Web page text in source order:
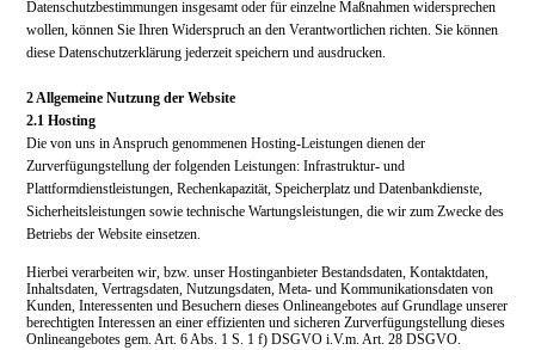
Datenschutzbestimmungen insgesamt oder für einzelne Maßnahmen widersprechen
wollen, können Sie Ihren Widerspruch an den Verantwortlichen richten.Sie können
diese Datenschutzerklärung jederzeit speichern und ausdrucken.
2 Allgemeine Nutzung der Website
2.1 Hosting
Die von uns in Anspruch genommenen Hosting-Leistungen dienen der
Zurverfügungstellung der folgenden Leistungen: Infrastruktur- und
Plattformdienstleistungen, Rechenkapazität, Speicherplatz und Datenbankdienste,
Sicherheitsleistungen sowie technische Wartungsleistungen, die wir zum Zwecke des
Betriebs der Website einsetzen.
Hierbei verarbeiten wir, bzw. unser Hostinganbieter Bestandsdaten, Kontaktdaten,
Inhaltsdaten, Vertragsdaten, Nutzungsdaten, Meta- und Kommunikationsdaten von
Kunden, Interessenten und Besuchern dieses Onlineangebotes auf Grundlage unserer
berechtigten Interessen an einer effizienten und sicheren Zurverfügungstellung dieses
Onlineangebotes gem. Art. 6 Abs. 1 S. 1 f) DSGVO i.V.m. Art. 28 DSGVO.